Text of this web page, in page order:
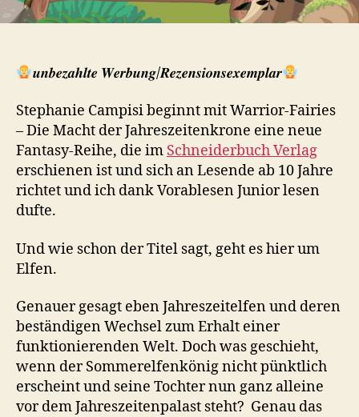
𝒖𝒏𝒃𝒆𝒛𝒂𝒉𝒍𝒕𝒆 𝑾𝒆𝒓𝒃𝒖𝒏𝒈/𝑹𝒆𝒛𝒆𝒏𝒔𝒊𝒐𝒏𝒔𝒆𝒙𝒆𝒎𝒑𝒍𝒂𝒓
Stephanie Campisi beginnt mit Warrior-Fairies
– Die Macht der Jahreszeitenkrone eine neue
Fantasy-Reihe, die im Schneiderbuch Verlag
erschienen ist und sich an Lesende ab 10 Jahre
richtet und ich dank Vorablesen Junior lesen
dufte.
Und wie schon der Titel sagt, geht es hier um
Elfen.
Genauer gesagt eben Jahreszeitelfen und deren
beständigen Wechsel zum Erhalt einer
funktionierenden Welt. Doch was geschieht,
wenn der Sommerelfenkönig nicht pünktlich
erscheint und seine Tochter nun ganz alleine
vor dem Jahreszeitenpalast steht? Genau das